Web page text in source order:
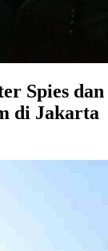
Spies dan
di Jakarta